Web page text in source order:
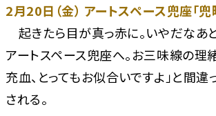
2月20日（金） アートスペース兜座「兜
起きたら目が真っ赤に。いやだなあ
アートスペース兜座へ。お三味線の理
充血、とってもお似合いですよ」と間違
される。